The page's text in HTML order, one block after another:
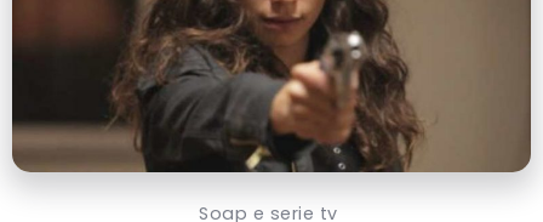
Soap e serie tv